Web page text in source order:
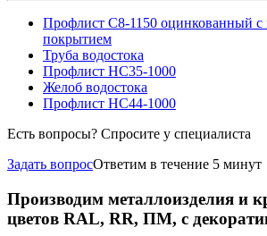
Профлист С8-1150 оцинкованный
покрытием
Труба водостока
Профлист НС35-1000
Желоб водостока
Профлист НС44-1000
Есть вопросы? Спросите у специалиста
Задать вопросОтветим в течение 5 минут
Производим металлоизделия и
цветов RAL, RR, ПМ, с